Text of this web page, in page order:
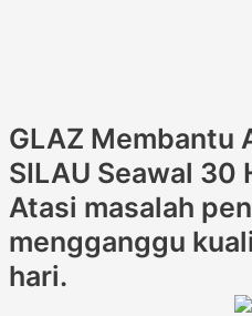
GLAZ Membantu
SILAU Seawal 30
Atasi masalah
mengganggu
hari.